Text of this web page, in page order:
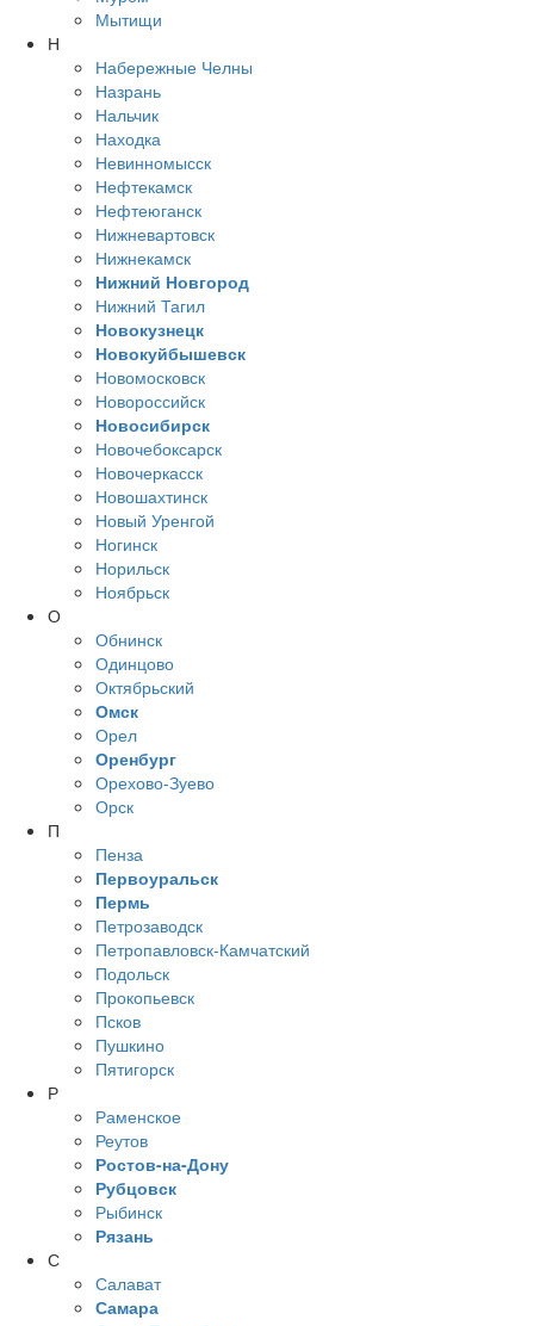
Мытищи
Н
Набережные Челны
Назрань
Нальчик
Находка
Невинномысск
Нефтекамск
Нефтеюганск
Нижневартовск
Нижнекамск
Нижний Новгород
Нижний Тагил
Новокузнецк
Новокуйбышевск
Новомосковск
Новороссийск
Новосибирск
Новочебоксарск
Новочеркасск
Новошахтинск
Новый Уренгой
Ногинск
Норильск
Ноябрьск
О
Обнинск
Одинцово
Октябрьский
Омск
Орел
Оренбург
Орехово-Зуево
Орск
П
Пенза
Первоуральск
Пермь
Петрозаводск
Петропавловск-Камчатский
Подольск
Прокопьевск
Псков
Пушкино
Пятигорск
Р
Раменское
Реутов
Ростов-на-Дону
Рубцовск
Рыбинск
Рязань
С
Салават
Самара